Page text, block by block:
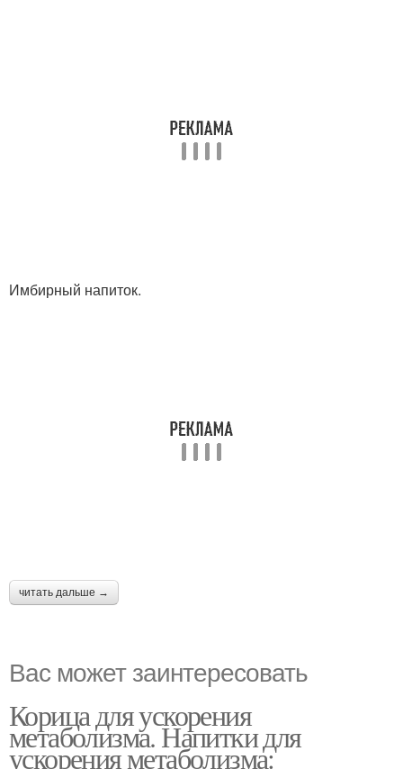
Имбирный напиток.
читать дальше →
Вас может заинтересовать
Корица для ускорения
метаболизма. Напитки для
ускорения метаболизма: